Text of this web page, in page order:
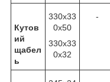
Кутов
ий
щабел
ь
330x33
0x50
330x33
0x32
-